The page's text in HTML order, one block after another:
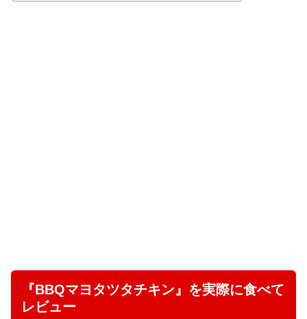
『BBQマヨタツタチキン』を実際に食べて
レビュー